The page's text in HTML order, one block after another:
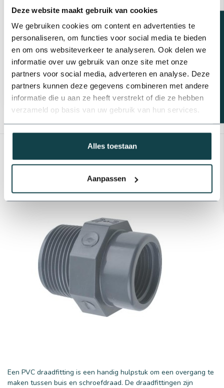
Deze website maakt gebruik van cookies
We gebruiken cookies om content en advertenties te
personaliseren, om functies voor social media te bieden
en om ons websiteverkeer te analyseren. Ook delen we
informatie over uw gebruik van onze site met onze
partners voor social media, adverteren en analyse. Deze
partners kunnen deze gegevens combineren met andere
informatie die u aan ze heeft verstrekt of die ze hebben
verzameld op basis van uw gebruik van hun services.
Alles toestaan
Aanpassen
tankdoorvoer 1x EPDM
| 16 t/m 75 mm
€11,89
Levering binnen 1-3
werkdagen
16 t/m 63 mm
€0,61
Levering binnen 1-3
werkdagen
Toon1-14van 14
Een PVC draadfitting is een handig hulpstuk om een overgang te
maken tussen buis en schroefdraad. De draadfittingen zijn
Beregeningsplan?